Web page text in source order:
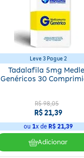
Leve 3 Pague 2
Tadalafila 5mg
Genéricos 30
R$ 98,05
R$21,39
ou 1x de R$ 21,39
Adicionar